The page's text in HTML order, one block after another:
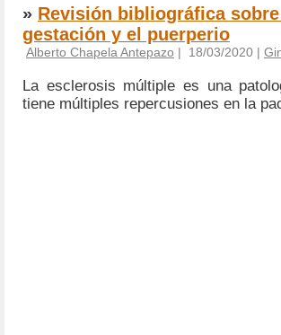
» Revisión bibliográfica
gestación y el puerperio
Alberto Chapela Antepazo | 18/03/2020 |
La esclerosis múltiple es una
tiene múltiples repercusiones en la